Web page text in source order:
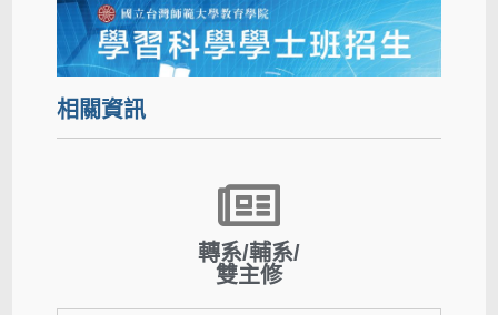
相關資訊
轉系/輔系/
雙主修